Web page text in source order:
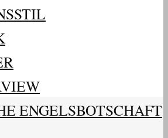
ENGELSBOTSCHAFT